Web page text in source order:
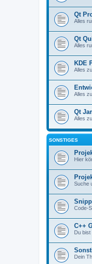
Qt
Alles
Qt
Alles
KDE
Alles
Alles
Qt
Alles
SONSTIGES
Hier
Suche
Code-
C++
Du bist
Dein